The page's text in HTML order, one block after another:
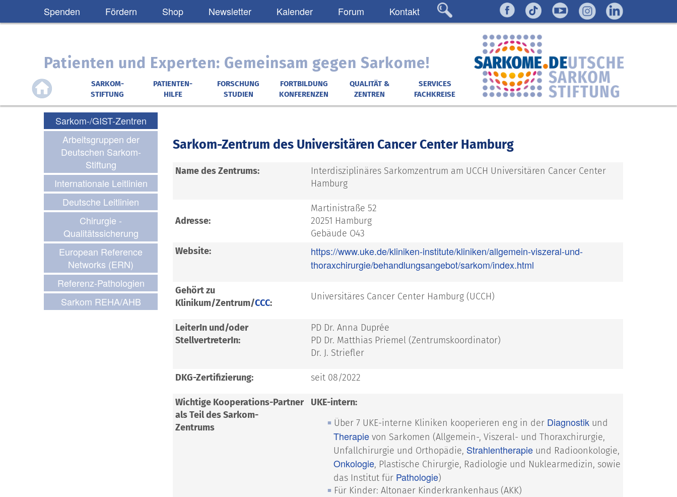
Spenden Fördern Shop Newsletter Kalender Forum Kontakt
Patienten und Experten: Gemeinsam gegen Sarkome!
SARKOM-
STIFTUNG
PATIENTEN-
HILFE
FORSCHUNG
STUDIEN
FORTBILDUNG
KONFERENZEN
QUALITÄT &
ZENTREN
SERVICES
FACHKREISE
Sarkom-/GIST-Zentren
Arbeitsgruppen der
Deutschen Sarkom-
Stiftung
Internationale Leitlinien
Deutsche Leitlinien
Chirurgie -
Qualitätssicherung
European Reference
Networks (ERN)
Referenz-Pathologien
Sarkom REHA/AHB
Sarkom-Zentrum des Universitären Cancer Center Hamburg
Name des Zentrums:
Interdisziplinäres Sarkomzentrum am UCCH Universitären Cancer Center
Hamburg
Adresse:
Martinistraße 52
20251 Hamburg
Gebäude O43
Website:
https://www.uke.de/kliniken-institute/kliniken/allgemein-viszeral-und-
thoraxchirurgie/behandlungsangebot/sarkom/index.html
Gehört zu
Klinikum/Zentrum/CCC:
Universitäres Cancer Center Hamburg (UCCH)
LeiterIn und/oder
StellvertreterIn:
PD Dr. Anna Duprée
PD Dr. Matthias Priemel (Zentrumskoordinator)
Dr. J. Striefler
DKG-Zertifizierung: seit 08/2022
Wichtige Kooperations-Partner
als Teil des Sarkom-
Zentrums
UKE-intern:
Über 7 UKE-interne Kliniken kooperieren eng in der Diagnostik und
Therapie von Sarkomen (Allgemein-, Viszeral- und Thoraxchirurgie,
Unfallchirurgie und Orthopädie, Strahlentherapie und Radioonkologie,
Onkologie, Plastische Chirurgie, Radiologie und Nuklearmedizin, sowie
das Institut für Pathologie)
Für Kinder: Altonaer Kinderkrankenhaus (AKK)